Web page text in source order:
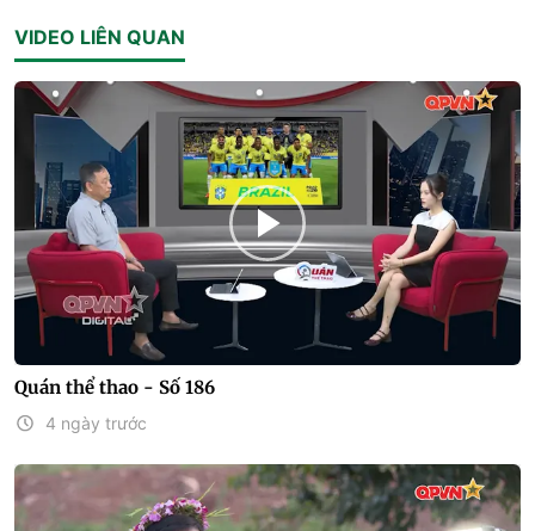
VIDEO LIÊN QUAN
Quán thể thao - Số 186
4 ngày trước